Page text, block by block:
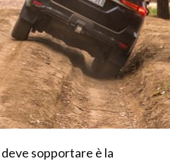
sopportare è la